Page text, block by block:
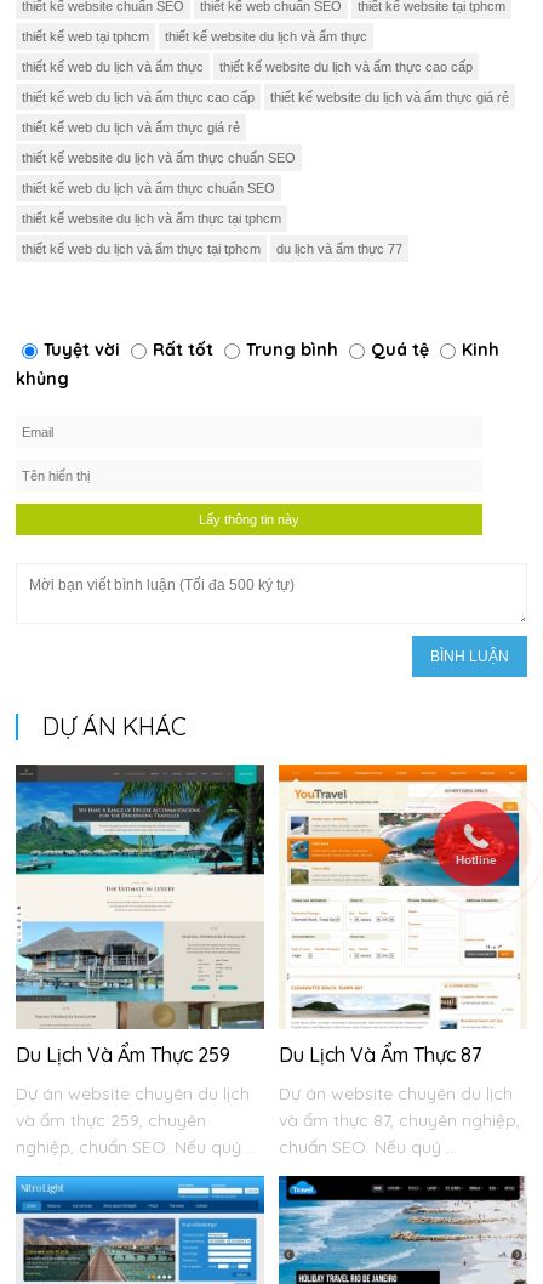
thiết kế website chuẩn SEO thiết kế web chuẩn SEO thiết kế website tại tphcm
thiết kế web tại tphcm thiết kế website du lịch và ẩm thực
thiết kế web du lịch và ẩm thực thiết kế website du lịch và ẩm thực cao cấp
thiết kế web du lịch và ẩm thực cao cấp thiết kế website du lịch và ẩm thực giá rẻ
thiết kế web du lịch và ẩm thực giá rẻ
thiết kế website du lịch và ẩm thực chuẩn SEO
thiết kế web du lịch và ẩm thực chuẩn SEO
thiết kế website du lịch và ẩm thực tại tphcm
thiết kế web du lịch và ẩm thực tại tphcm du lịch và ẩm thực 77
Tuyệt vời Rất tốt Trung bình Quá tệ
Kinh
khủng
DỰ ÁN KHÁC
Du Lịch Và Ẩm Thực 259
Dự án website chuyên du lịch
và ẩm thực 259, chuyên
nghiệp, chuẩn SEO. Nếu quý ...
Du Lịch Và Ẩm Thực 87
Dự án website chuyên du lịch
và ẩm thực 87, chuyên nghiệp,
chuẩn SEO. Nếu quý ...
Hotline